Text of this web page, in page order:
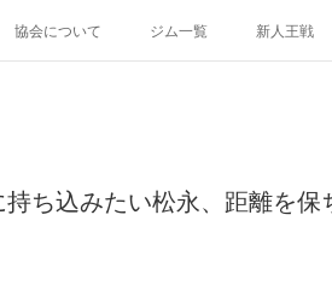
協会について ジム一覧 新人王戦
ち込みたい松永、距離を保